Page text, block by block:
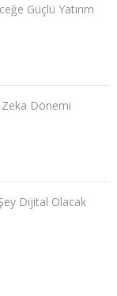
Güçlü Yatırım
Dönemi
Dijital Olacak